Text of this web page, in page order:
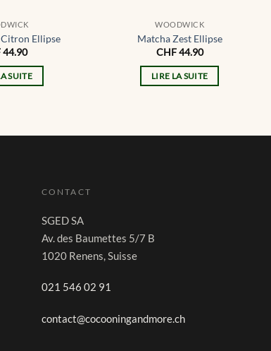
Citron Ellipse
44.90
SUITE
WOODWICK
Matcha Zest Ellipse
CHF44.90
LIRE LA SUITE
CONTACT
SGED SA
Av. des Baumettes 5/7 B
1020 Renens, Suisse
021 546 02 91
contact@cocooningandmore.ch